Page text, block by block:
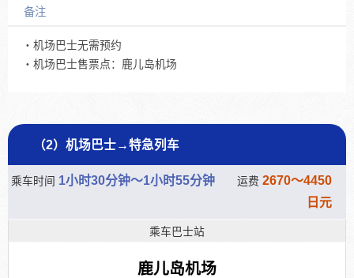
备注
・机场巴士无需预约
・机场巴士售票点：鹿儿岛机场
（2）机场巴士→特急列车
乘车时间 1小时30分钟～1小时55分钟 运费 2670～4450
日元
乘车巴士站
鹿儿岛机场